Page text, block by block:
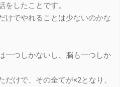
をしたことです。
けでやれることは少ないのかな
一つしかないし、脳も一つしか
だけで、その全てが×2となり、